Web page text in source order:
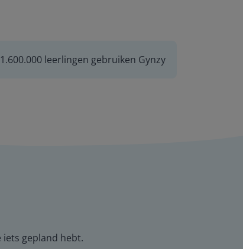
1.600.000 leerlingen gebruiken Gynzy
gepland hebt.